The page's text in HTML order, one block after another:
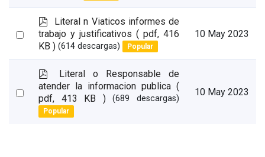
item
Select
p
d
f
Literal n Viaticos informes de
trabajo y justificativos ( pdf, 416
KB ) (614 descargas) Popular
10 May 2023
Select
p
d
Literal o Responsable de
atender la informacion publica (
pdf, 413 KB )
(689 descargas)
Popular
10 May 2023